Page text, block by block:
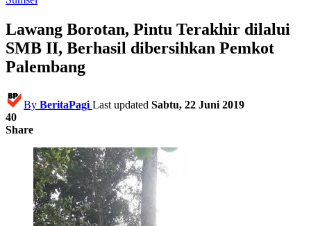
Lawang Borotan, Pintu Terakhir dilalui
SMB II, Berhasil dibersihkan Pemkot
Palembang
By BeritaPagi Last updated Sabtu, 22 Juni 2019
40
Share